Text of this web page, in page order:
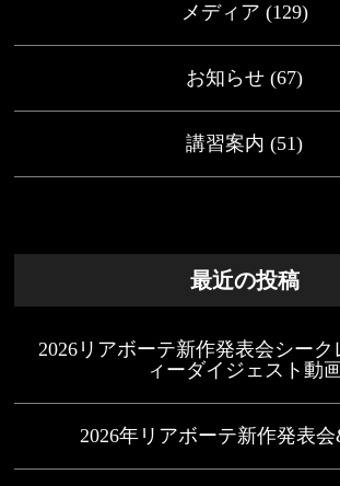
メディア (129)
お知らせ (67)
講習案内 (51)
最近の投稿
2026リアボーテ新作発表会シー
ィーダイジェスト動
2026年リアボーテ新作発表